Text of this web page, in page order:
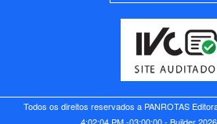
Todos os direitos reservados a PANROTAS